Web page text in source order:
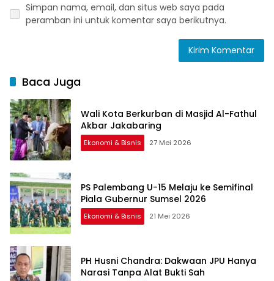
Simpan nama, email, dan situs web saya pada
peramban ini untuk komentar saya berikutnya.
Baca Juga
Wali Kota Berkurban di Masjid Al-Fathul
Akbar Jakabaring
Ekonomi & Bisnis 27 Mei 2026
PS Palembang U-15 Melaju ke Semifinal
Piala Gubernur Sumsel 2026
Ekonomi & Bisnis 21 Mei 2026
PH Husni Chandra: Dakwaan JPU Hanya
Narasi Tanpa Alat Bukti Sah